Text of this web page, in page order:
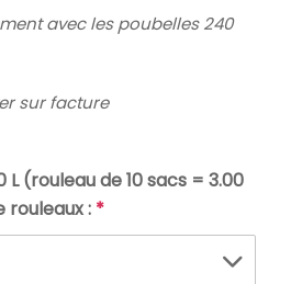
avec les poubelles 240
sur facture
L (rouleau de 10 sacs = 3.00
: *